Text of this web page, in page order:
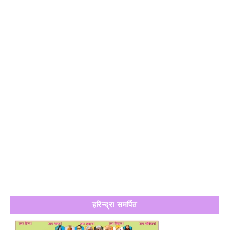
हरिन्द्रा समर्पित